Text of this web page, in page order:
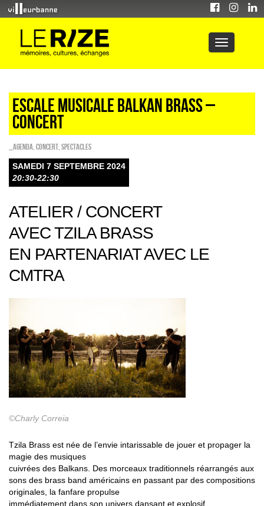
ESCALE MUSICALE BALKAN BRASS –
CONCERT
_Agenda Concert SPECTACLES
SAMEDI 7 SEPTEMBRE 2024
20:30-22:30
ATELIER / CONCERT
AVEC TZILA BRASS
EN PARTENARIAT AVEC LE
CMTRA
©Charly Correia
Tzila Brass est née de l’envie intarissable de jouer et propager la
magie des musiques
cuivrées des Balkans. Des morceaux traditionnels réarrangés aux
sons des brass band américains en passant par des compositions
originales, la fanfare propulse
immédiatement dans son univers dansant et explosif.